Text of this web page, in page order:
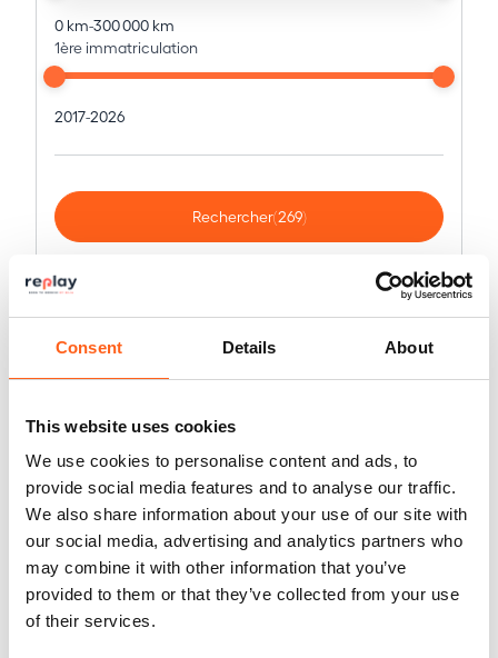
Consent Details About
This website uses cookies
We use cookies to personalise content and ads, to
provide social media features and to analyse our traffic.
We also share information about your use of our site with
our social media, advertising and analytics partners who
may combine it with other information that you’ve
provided to them or that they’ve collected from your use
of their services.
Série 8
Série i
0 km-300 000 km
1ère immatriculation
2017-2026
Rechercher(269)
Filtres avancés
véhicules affichés ( 269 au total)